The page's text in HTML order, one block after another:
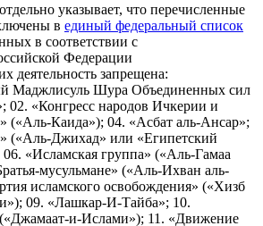
указывает, что перечисленные
в единый федеральный список
в соответствии с
Федерации
деятельность запрещена:
Маджлисуль Шура Объединенных сил
02. «Конгресс народов Ичкерии и
(«Аль-Каида»); 04. «Асбат аль-Ансар»;
(«Аль-Джихад» или «Египетский
«Исламская группа» («Аль-Гамаа
мусульмане» («Аль-Ихван аль-
исламского освобождения» («Хизб
09. «Лашкар-И-Тайба»; 10.
и-Ислами»); 11. «Движение